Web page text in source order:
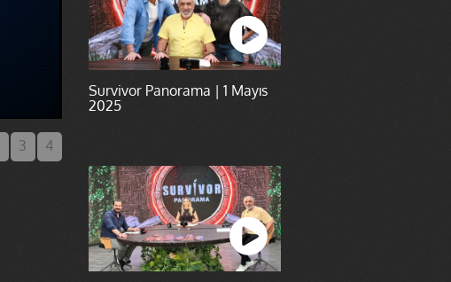
3 4
Survivor Panorama | 1 Mayıs
2025